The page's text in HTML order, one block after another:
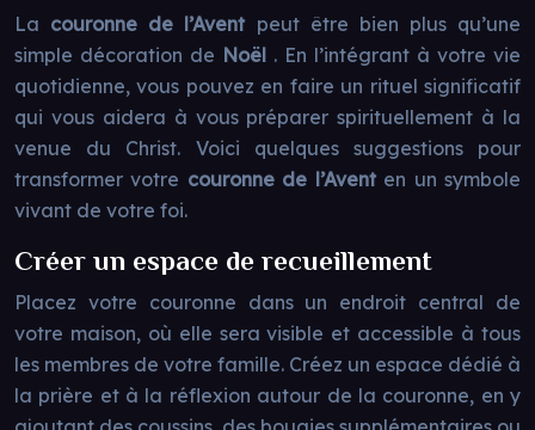
La couronne de l’Avent peut être bien plus qu’une
simple décoration de Noël . En l’intégrant à votre vie
quotidienne, vous pouvez en faire un rituel significatif
qui vous aidera à vous préparer spirituellement à la
venue du Christ. Voici quelques suggestions pour
transformer votre couronne de l’Avent en un symbole
vivant de votre foi.
Créer un espace de recueillement
Placez votre couronne dans un endroit central de
votre maison, où elle sera visible et accessible à tous
les membres de votre famille. Créez un espace dédié à
la prière et à la réflexion autour de la couronne, en y